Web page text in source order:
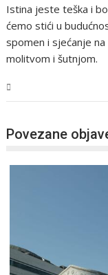
Istina jeste teška i
ćemo stići u
spomen i sjećanje
molitvom i šutnjom.
Povezane